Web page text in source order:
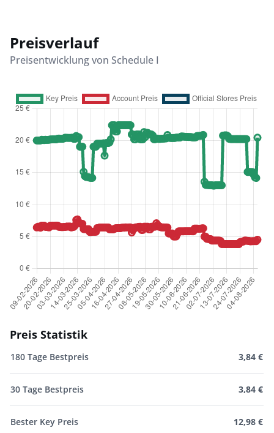
Preisverlauf
Preisentwicklung von Schedule I
Preis Statistik
180 Tage Bestpreis 3,84 €
30 Tage Bestpreis 3,84 €
Bester Key Preis 12,98 €